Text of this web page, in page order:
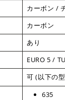
カーボン /
カーボン
あり
EURO 5 /
可 (以下の
635